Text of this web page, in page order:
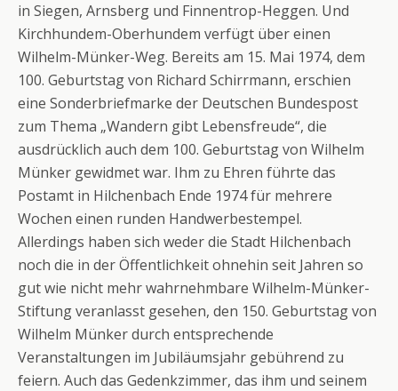
in Siegen, Arnsberg und Finnentrop-Heggen. Und
Kirchhundem-Oberhundem verfügt über einen
Wilhelm-Münker-Weg. Bereits am 15. Mai 1974, dem
100. Geburtstag von Richard Schirrmann, erschien
eine Sonderbriefmarke der Deutschen Bundespost
zum Thema „Wandern gibt Lebensfreude“, die
ausdrücklich auch dem 100. Geburtstag von Wilhelm
Münker gewidmet war. Ihm zu Ehren führte das
Postamt in Hilchenbach Ende 1974 für mehrere
Wochen einen runden Handwerbestempel.
Allerdings haben sich weder die Stadt Hilchenbach
noch die in der Öffentlichkeit ohnehin seit Jahren so
gut wie nicht mehr wahrnehmbare Wilhelm-Münker-
Stiftung veranlasst gesehen, den 150. Geburtstag von
Wilhelm Münker durch entsprechende
Veranstaltungen im Jubiläumsjahr gebührend zu
feiern. Auch das Gedenkzimmer, das ihm und seinem